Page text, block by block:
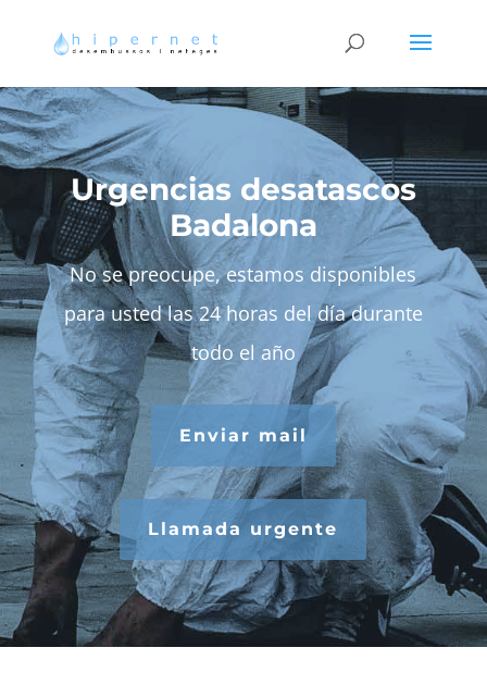
Urgencias desatascos
Badalona
No se preocupe, estamos disponibles
para usted las 24 horas del día durante
todo el año
Enviar mail
Llamada urgente